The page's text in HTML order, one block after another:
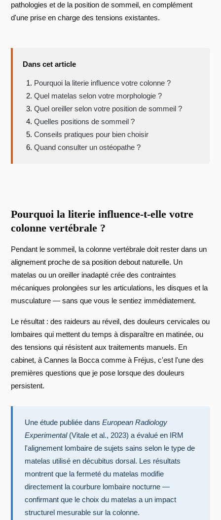
pathologies et de la position de sommeil, en complément
d'une prise en charge des tensions existantes.
Dans cet article
Pourquoi la literie influence votre colonne ?
Quel matelas selon votre morphologie ?
Quel oreiller selon votre position de sommeil ?
Quelles positions de sommeil ?
Conseils pratiques pour bien choisir
Quand consulter un ostéopathe ?
Pourquoi la literie influence-t-elle votre
colonne vertébrale ?
Pendant le sommeil, la colonne vertébrale doit rester dans un
alignement proche de sa position debout naturelle. Un
matelas ou un oreiller inadapté crée des contraintes
mécaniques prolongées sur les articulations, les disques et la
musculature — sans que vous le sentiez immédiatement.
Le résultat : des raideurs au réveil, des douleurs cervicales ou
lombaires qui mettent du temps à disparaître en matinée, ou
des tensions qui résistent aux traitements manuels. En
cabinet, à Cannes la Bocca comme à Fréjus, c'est l'une des
premières questions que je pose lorsque des douleurs
persistent.
Une étude publiée dansEuropean Radiology
Experimental(Vitale et al., 2023) a évalué en IRM
l'alignement lombaire de sujets sains selon le type de
matelas utilisé en décubitus dorsal. Les résultats
montrent que la fermeté du matelas modifie
directement la courbure lombaire nocturne —
confirmant que le choix du matelas a un impact
structurel mesurable sur la colonne.